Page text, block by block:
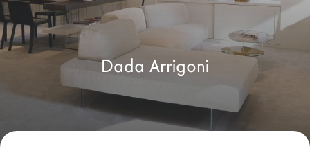
Arquitectos
LAGO Homes
Configurador
Press
Dada Arrigoni